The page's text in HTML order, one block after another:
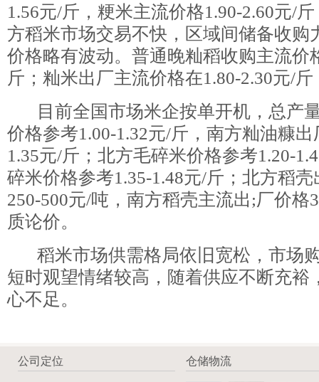
1.56元/斤，粳米主流价格1.90-2.60元/
方稻米市场交易不快，区域间储备收购
价格略有波动。普通晚籼稻收购主流价
斤；籼米出厂主流价格在1.80-2.30元/
目前全国市场米企按单开机，总产
价格参考1.00-1.32元/斤，南方籼油糠
1.35元/斤；北方毛碎米价格参考1.20-
碎米价格参考1.35-1.48元/斤；北方稻
250-500元/吨，南方稻壳主流出;厂价格
质论价。
稻米市场供需格局依旧宽松，市场
短时观望情绪较高，随着供应不断充裕
心不足。
公司定位 仓储物流